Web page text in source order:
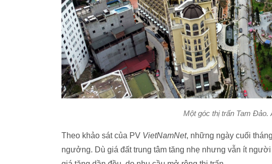
Một góc thị trấn Tam Đảo.
Theo khảo sát của PV VietNamNet, những ngày cuối
ngưởng. Dù giá đất trung tâm tăng nhẹ nhưng vẫn ít